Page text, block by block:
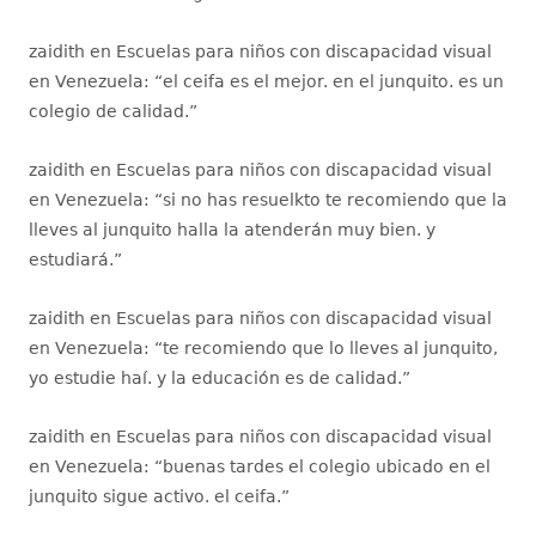
zaidith en Escuelas para niños con discapacidad visual
en Venezuela: “el ceifa es el mejor. en el junquito. es un
colegio de calidad.”
zaidith en Escuelas para niños con discapacidad visual
en Venezuela: “si no has resuelkto te recomiendo que la
lleves al junquito halla la atenderán muy bien. y
estudiará.”
zaidith en Escuelas para niños con discapacidad visual
en Venezuela: “te recomiendo que lo lleves al junquito,
yo estudie haí. y la educación es de calidad.”
zaidith en Escuelas para niños con discapacidad visual
en Venezuela: “buenas tardes el colegio ubicado en el
junquito sigue activo. el ceifa.”